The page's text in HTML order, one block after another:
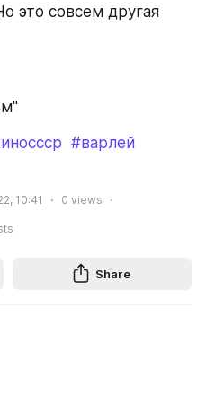
это совсем другая
#варлей
10:41 0 views
Share